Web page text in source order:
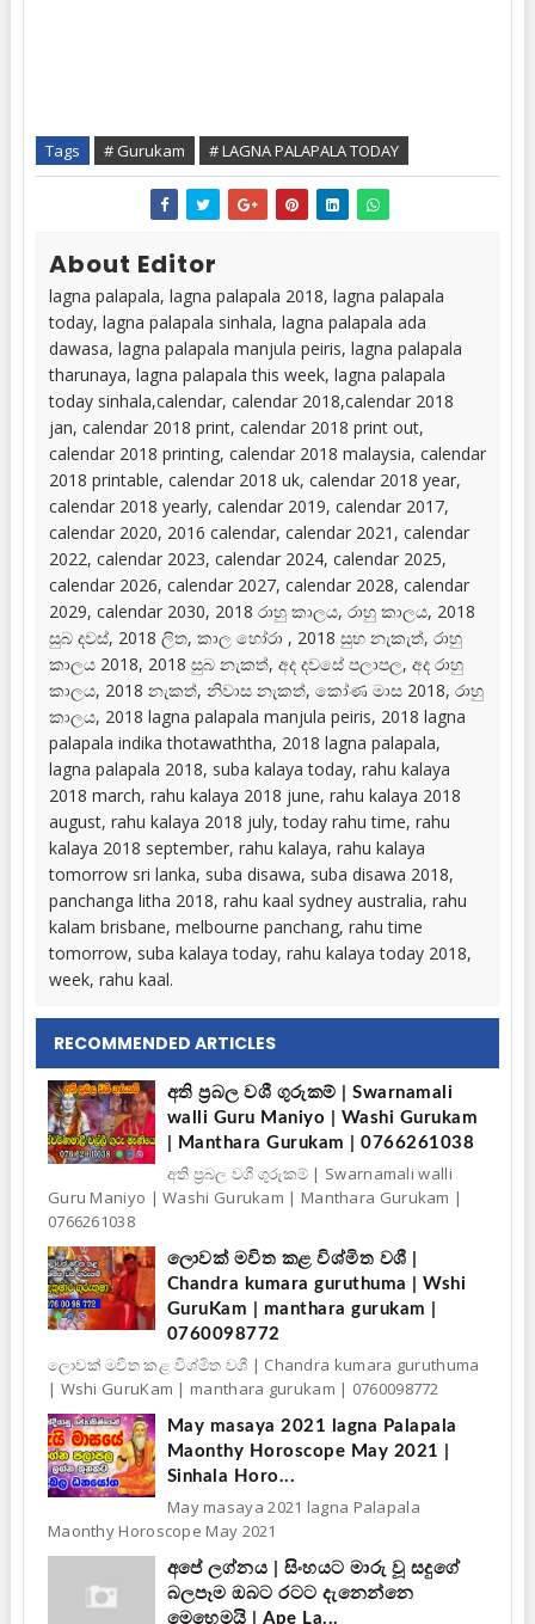
Tags # Gurukam # LAGNA PALAPALA TODAY
About Editor
lagna palapala, lagna palapala 2018, lagna palapala
today, lagna palapala sinhala, lagna palapala ada
dawasa, lagna palapala manjula peiris, lagna palapala
tharunaya, lagna palapala this week, lagna palapala
today sinhala,calendar, calendar 2018,calendar 2018
jan, calendar 2018 print, calendar 2018 print out,
calendar 2018 printing, calendar 2018 malaysia, calendar
2018 printable, calendar 2018 uk, calendar 2018 year,
calendar 2018 yearly, calendar 2019, calendar 2017,
calendar 2020, 2016 calendar, calendar 2021, calendar
2022, calendar 2023, calendar 2024, calendar 2025,
calendar 2026, calendar 2027, calendar 2028, calendar
2029, calendar 2030, 2018 රාහු කාලය, රාහු කාලය, 2018
සුබ දවස්, 2018 ලිත, කාල හෝරා , 2018 සුභ නැකැත්, රාහු
කාලය 2018, 2018 සුබ නැකත්, අද දවසේ පලාපල, අද රාහු
කාලය, 2018 නැකත්, නිවාස නැකත්, කෝණ මාස 2018, රාහු
කාලය, 2018 lagna palapala manjula peiris, 2018 lagna
palapala indika thotawaththa, 2018 lagna palapala,
lagna palapala 2018, suba kalaya today, rahu kalaya
2018 march, rahu kalaya 2018 june, rahu kalaya 2018
august, rahu kalaya 2018 july, today rahu time, rahu
kalaya 2018 september, rahu kalaya, rahu kalaya
tomorrow sri lanka, suba disawa, suba disawa 2018,
panchanga litha 2018, rahu kaal sydney australia, rahu
kalam brisbane, melbourne panchang, rahu time
tomorrow, suba kalaya today, rahu kalaya today 2018,
week, rahu kaal.
RECOMMENDED ARTICLES
අති ප්‍රබල වශී ගුරුකම් | Swarnamali
walli Guru Maniyo | Washi Gurukam
| Manthara Gurukam | 0766261038
අති ප්‍රබල වශී ගුරුකම් | Swarnamali walli
Guru Maniyo | Washi Gurukam | Manthara Gurukam |
0766261038
ලොවක් මවිත කළ විශ්මිත වශී |
Chandra kumara guruthuma | Wshi
GuruKam | manthara gurukam |
0760098772
ලොවක් මවිත කළ විශ්මිත වශී | Chandra kumara guruthuma
| Wshi GuruKam | manthara gurukam | 0760098772
May masaya 2021 lagna Palapala
Maonthy Horoscope May 2021 |
Sinhala Horo...
May masaya 2021 lagna Palapala
Maonthy Horoscope May 2021
අපේ ලග්නය | සිංහයට මාරු වූ සදුගේ
බලපෑම ඔබට රටට දැනෙන්නෙ
මෙහෙමයි | Ape La...